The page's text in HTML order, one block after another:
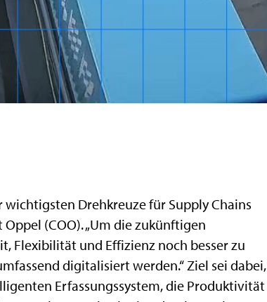
Drehkreuze für Supply Chains
(COO). „Um die zukünftigen
Flexibilität und Effizienz noch besser zu
digitalisiert werden.“ Ziel sei dabei,
Erfassungssystem, die Produktivität